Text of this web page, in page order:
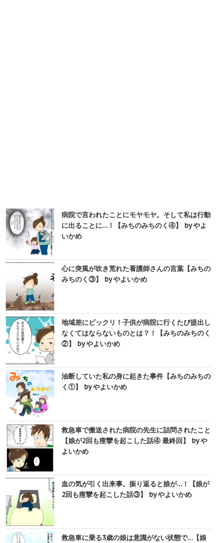
病院で言われたことにモヤモヤ。そして私は行動
に出ることに…！【みちのみちのく④】 by やよ
いかめ
心に突風が吹き荒れた看護師さんの言葉【みちの
みちのく③】 by やよいかめ
地域差にビックリ！子供が病院に行くたび提出し
なくてはならないものとは？！【みちのみちのく
②】 by やよいかめ
油断していた私の身に起きた事件【みちのみちの
く①】 by やよいかめ
救急車で搬送された病院の先生に詰問されたこと
【娘が2回も痙攣を起こした話④ 最終回】 by や
よいかめ
血の気が引く出来事。振り返ると娘が…！【娘が
2回も痙攣を起こした話③】 by やよいかめ
救急車に乗る3歳の娘は意識がない状態で…【娘